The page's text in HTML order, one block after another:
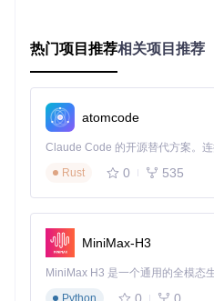
# 进入资源目录
cd ArknightsGameResource
# 查看目录结构
tree -L 2
多角色应用场景与技术实
开发者视角：自动化素材处理
独立游戏开发者李工需要为同
现批量处理：
热门项目推荐相关项目推荐
atomcode
Rust
0 535
MiniMax-H3
Python
0 0